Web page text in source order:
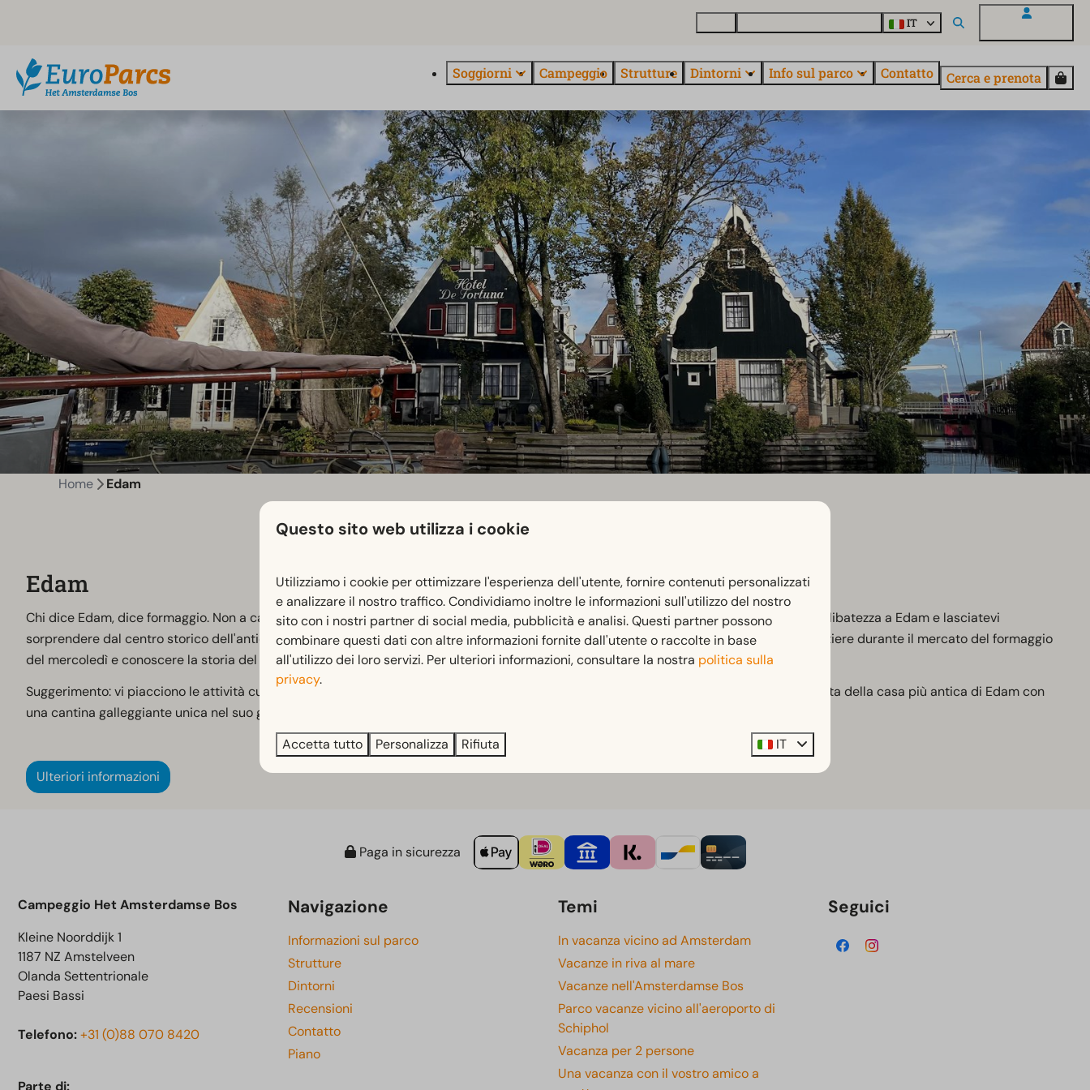
IT
Soggiorni Campeggio Strutture Dintorni Info sul parco Contatto Cerca e prenota
Home Edam
Edam
Chi dice Edam, dice formaggio. Non a caso, i formaggi sferici sono conosciuti in tutto il mondo da secoli. Scoprite le origini di questa prelibatezza a Edam e lasciatevi
sorprendere dal centro storico dell'antica città dello Zuiderzee. Nei mesi di luglio e agosto, potrete vivere in prima persona l'antico mestiere durante il mercato del formaggio
del mercoledì e conoscere la storia del formaggio di Edam al Kaaswaag o al museo La storia del formaggio di Edam.
Suggerimento: vi piacciono le attività culturali? Allora visitate il museo di Edam, una delle due sedi è la "Steenen Coopmanshuys". Si tratta della casa più antica di Edam con
una cantina galleggiante unica nel suo genere.
Ulteriori informazioni
Paga in sicurezza
Campeggio Het Amsterdamse Bos
Kleine Noorddijk 1
1187 NZ Amstelveen
Olanda Settentrionale
Paesi Bassi
Telefono:+31 (0)88 070 8420
Parte di:
Navigazione
Informazioni sul parco
Strutture
Dintorni
Recensioni
Contatto
Piano
Temi
In vacanza vicino ad Amsterdam
Vacanze in riva al mare
Vacanze nell'Amsterdamse Bos
Parco vacanze vicino all'aeroporto di
Schiphol
Vacanza per 2 persone
Una vacanza con il vostro amico a
Seguici
Questo sito web utilizza i cookie
Utilizziamo i cookie per ottimizzare l'esperienza dell'utente, fornire contenuti personalizzati
e analizzare il nostro traffico. Condividiamo inoltre le informazioni sull'utilizzo del nostro
sito con i nostri partner di social media, pubblicità e analisi. Questi partner possono
combinare questi dati con altre informazioni fornite dall'utente o raccolte in base
all'utilizzo dei loro servizi. Per ulteriori informazioni, consultare la nostra politica sulla
privacy.
Accetta tutto Personalizza Rifiuta IT